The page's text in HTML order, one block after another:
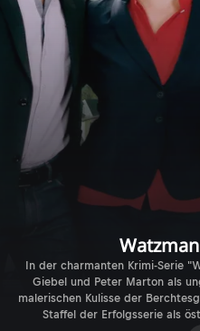
In der charmanten Krimi-Serie
Giebel und Peter Marton als
malerischen Kulisse der
Staffel der Erfolgsserie als